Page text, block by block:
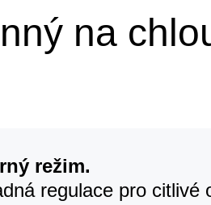
na
režim.
regulace pro citlivé